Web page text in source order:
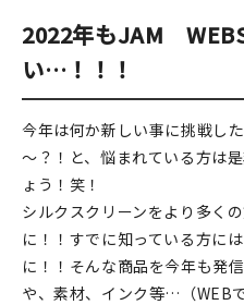
2022年もJAM
い…！！！
今年は何か新しい事に挑戦し
～？！と、悩まれている方は
ょう！笑！
シルクスクリーンをより多く
に！！すでに知っている方に
に！！そんな商品を今年も発
や、素材、インク等…（WEB